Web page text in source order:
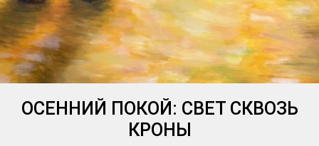
ОСЕННИЙ ПОКОЙ: СВЕТ СКВОЗЬ
КРОНЫ